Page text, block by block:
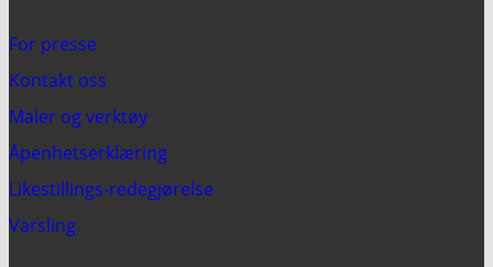
For presse
Kontakt oss
Maler og verktøy
Åpenhetserklæring
Likestillings-redegjørelse
Varsling